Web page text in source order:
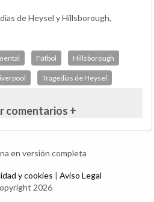
de Heysel y Hillsborough,
Fútbol Hillsborough
Tragedias de Heysel
comentarios +
en versión completa
y cookies | Aviso Legal
2026